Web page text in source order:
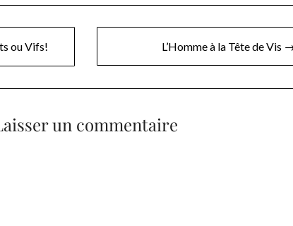
ou Vifs! L’Homme à la Tête de Vis
un commentaire